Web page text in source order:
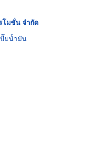
โมชั่น จำกัด
มน้ำมัน